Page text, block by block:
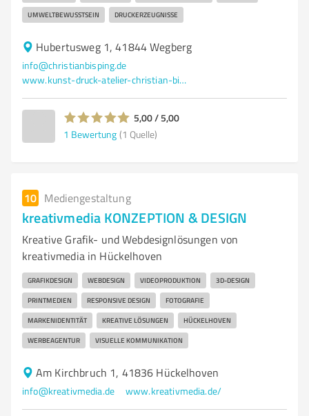
UMWELTBEWUSSTSEIN DRUCKERZEUGNISSE
Hubertusweg 1, 41844 Wegberg
info@christianbisping.de
www.kunst-druck-atelier-christian-bisping.de/
5,00 / 5,00
1 Bewertung (1 Quelle)
10 Mediengestaltung
kreativmedia KONZEPTION & DESIGN
Kreative Grafik- und Webdesignlösungen von
kreativmedia in Hückelhoven
GRAFIKDESIGN WEBDESIGN VIDEOPRODUKTION 3D-DESIGN
PRINTMEDIEN RESPONSIVE DESIGN FOTOGRAFIE
MARKENIDENTITÄT KREATIVE LÖSUNGEN HÜCKELHOVEN
WERBEAGENTUR VISUELLE KOMMUNIKATION
Am Kirchbruch 1, 41836 Hückelhoven
info@kreativmedia.de www.kreativmedia.de/